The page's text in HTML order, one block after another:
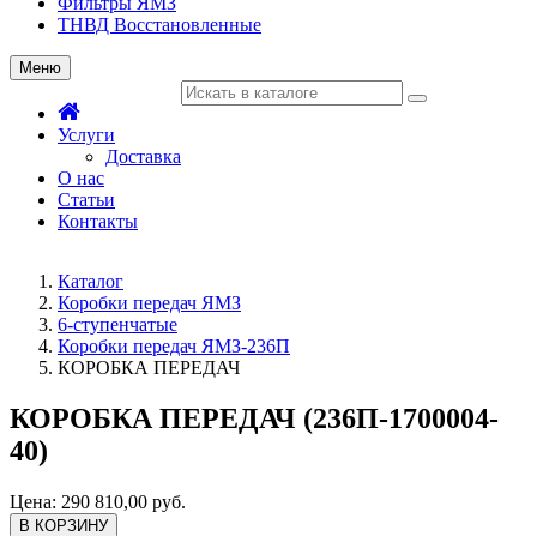
ТНВД Восстановленные
Меню
Услуги
Доставка
О нас
Статьи
Контакты
Каталог
Коробки передач ЯМЗ
6-ступенчатые
Коробки передач ЯМЗ-236П
КОРОБКА ПЕРЕДАЧ
КОРОБКА ПЕРЕДАЧ (236П-1700004-
40)
Цена: 290 810,00 руб.
В КОРЗИНУ